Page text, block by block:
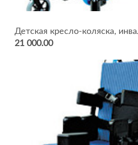
21 000.00